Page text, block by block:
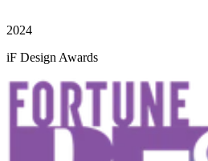
2024
iF Design Awards